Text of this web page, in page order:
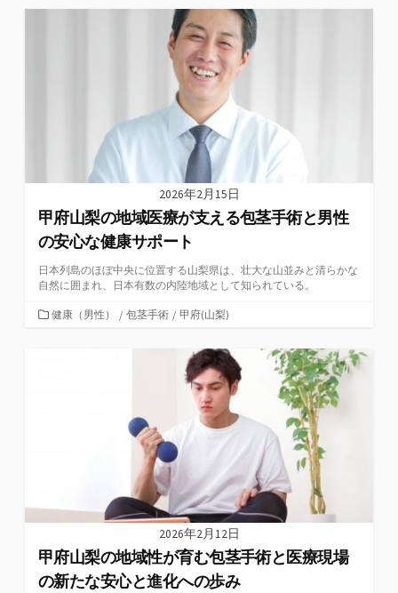
ゴ
2026年2月15日
甲府山梨の地域医療が支える包茎手術と男性
の安心な健康サポート
日本列島のほぼ中央に位置する山梨県は、壮大な山並みと清らかな
自然に囲まれ、日本有数の内陸地域として知られている。
カ健康（男性） / 包茎手術 / 甲府(山梨)
2026年2月12日
甲府山梨の地域性が育む包茎手術と医療現場
の新たな安心と進化への歩み